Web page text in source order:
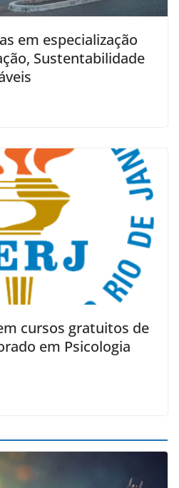
em especialização
Sustentabilidade
cursos gratuitos de
em Psicologia